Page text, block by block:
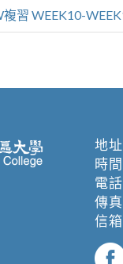
複習 WEEK10-
地址
時
電話
傳
信箱